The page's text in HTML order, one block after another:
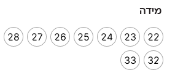
מידה
22
23
24
25
26
27
28
32
33